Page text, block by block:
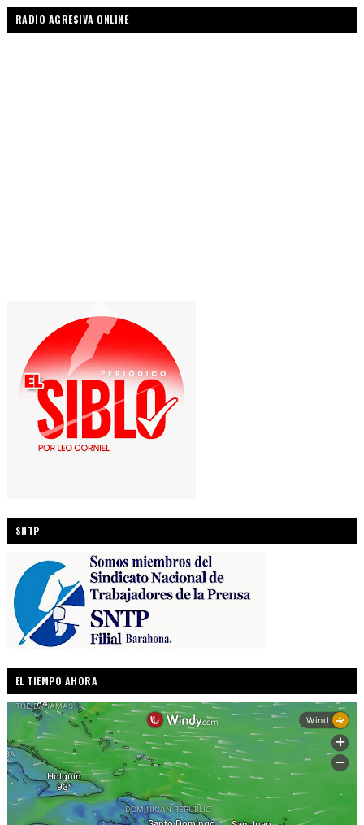
RADIO AGRESIVA ONLINE
SNTP
EL TIEMPO AHORA